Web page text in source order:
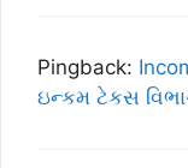
Pingback:
ઇન્કમ ટેકસ